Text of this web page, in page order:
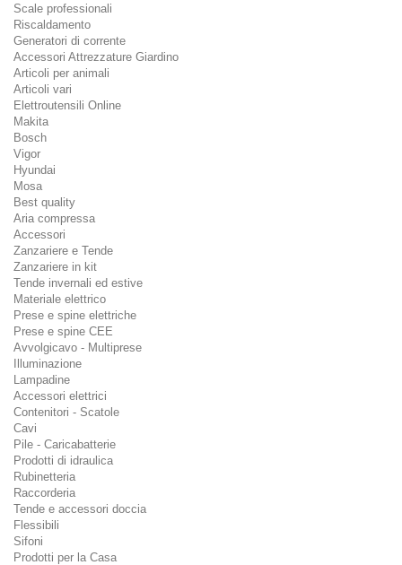
Scale professionali
Riscaldamento
Generatori di corrente
Accessori Attrezzature Giardino
Articoli per animali
Articoli vari
Elettroutensili Online
Makita
Bosch
Vigor
Hyundai
Mosa
Best quality
Aria compressa
Accessori
Zanzariere e Tende
Zanzariere in kit
Tende invernali ed estive
Materiale elettrico
Prese e spine elettriche
Prese e spine CEE
Avvolgicavo - Multiprese
Illuminazione
Lampadine
Accessori elettrici
Contenitori - Scatole
Cavi
Pile - Caricabatterie
Prodotti di idraulica
Rubinetteria
Raccorderia
Tende e accessori doccia
Flessibili
Sifoni
Prodotti per la Casa